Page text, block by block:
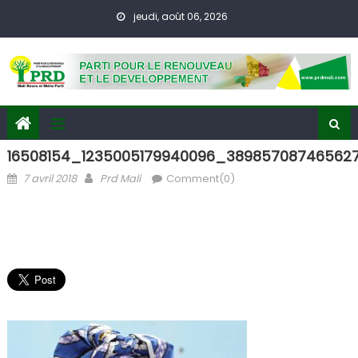
jeudi, août 06, 2026
Posted
7 avril 2018 Author
Prd Mali Comment(0)